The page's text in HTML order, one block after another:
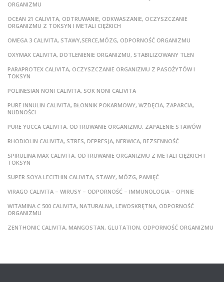
ORGANIZMU
OCEAN 21 CALIVITA, ODTRUWANIE, ODKWASZANIE, OCZYSZCZANIE
ORGANIZMU Z TOKSYN I METALI CIĘŻKICH
OMEGA 3 CALIVITA, STAWY,SERCE,MÓZG, ODPORNOŚĆ ORGANIZMU
OXYMAX CALIVITA, DOTLENIENIE ORGANIZMU, STABILIZOWANY TLEN
PARAPROTEX CALIVITA, OCZYSZCZANIE ORGANIZMU Z PASOŻYTÓW I
TOKSYN
POLINESIAN NONI CALIVITA, SOK NONI CALIVITA
PURE INNULIN CALIVITA, BŁONNIK POKARMOWY, WZDĘCIA, ZAPARCIA,
NUDNOŚCI
PURE YUCCA CALIVITA, ODTRUWANIE ORGANIZMU, ZAPALENIE STAWÓW
RHODIOLIN CALIVITA, STRES, DEPRESJA, NERWICA, BEZSENNOŚĆ
SPIRULINA MAX CALIVITA, ODTRUWANIE ORGANIZMU Z METALI CIĘŻKICH I
TOKSYN
SUPER SOYA LECITHIN CALIVITA, STAWY, MÓZG, PAMIĘĆ
VIRAGO CALIVITA – WIRUSY – ODPORNOŚĆ – IMMUNOLOGIA – OPINIE
WITAMINA C 500 CALIVITA, NATURALNA, LEWOSKRĘTNA, ODPORNOŚĆ
ORGANIZMU
ZENTHONIC CALIVITA, MANGOSTAN, GLUTATION, ODPORNOŚĆ ORGANIZMU